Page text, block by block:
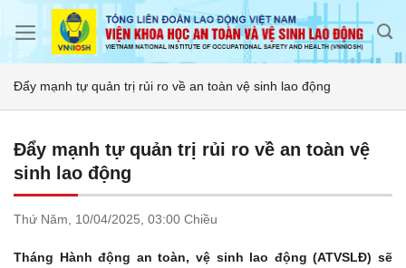
Đẩy mạnh tự quản trị rủi ro về an toàn vệ sinh lao động
Đẩy mạnh tự quản trị rủi ro về an toàn vệ
sinh lao động
Thứ Năm, 10/04/2025, 03:00 Chiều
Tháng Hành động an toàn, vệ sinh lao động (ATVSLĐ) sẽ